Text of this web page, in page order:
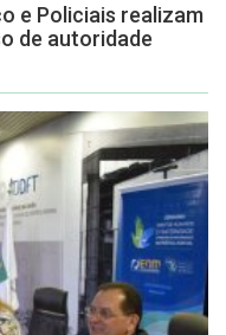
e Policiais realizam
de autoridade